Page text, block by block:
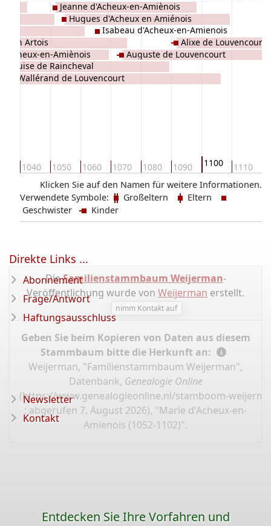
1040 1050 1060 1070 1080 1090 1100 1110
en Artois
en-Amiènois
Louise de Raincheval
Wallérand de Louvencourt
Jeanne d'Acheux-en-Amiènois
Hugues d'Acheux en Amiénois
Isabeau d'Acheux-en-Amienois
Auguste de Louvencourt
Alixe de Louvencourt
Klicken Sie auf den Namen für weitere Informationen.
Verwendete Symbole:
Großeltern
Eltern
Geschwister
Kinder
DieFamilienstammbaum Weijerman-
Veröffentlichung wurde von Weijerman erstellt.
nimm Kontakt auf
Geben Sie beim Kopieren von Daten aus diesem
Stammbaum bitte die Herkunft an:
Weijerman, "Familienstammbaum Weijerman",
Datenbank, Genealogie Online
(https://www.genealogieonline.nl/stamboom-
: abgerufen 7. August 2026), "Marie d'Acheux-en-
Amienois (1052-1102)".
Direkte Links ...
Abonnement
Frage/Antwort
Haftungsausschluss
Newsletter
Kontakt
Entdecken Sie Ihre Vorfahren und